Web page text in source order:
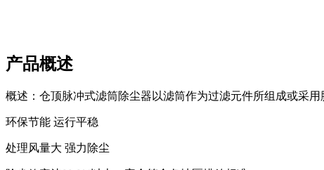
产品概述
概述：仓顶脉冲式滤筒除尘器以滤筒作为过滤元件所组成或采
环保节能 运行平稳
处理风量大 强力除尘